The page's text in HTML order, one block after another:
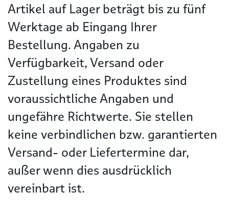
Artikel auf Lager beträgt bis zu fünf
Werktage ab Eingang Ihrer
Bestellung. Angaben zu
Verfügbarkeit, Versand oder
Zustellung eines Produktes sind
voraussichtliche Angaben und
ungefähre Richtwerte. Sie stellen
keine verbindlichen bzw. garantierten
Versand- oder Liefertermine dar,
außer wenn dies ausdrücklich
vereinbart ist.